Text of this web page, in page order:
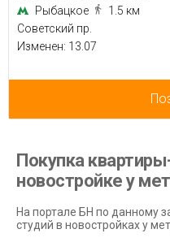
Рыбацкое
1.5 км
Советский пр.
Изменен: 13.07
Покупка
новостройке у
На портале БН по данному
студий в новостройках у